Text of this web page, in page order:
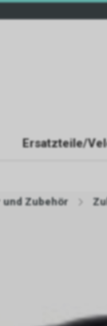
Ersatzteile/
Zubehör